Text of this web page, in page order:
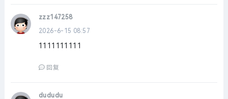
zzz147258
2026-6-15 08:57
1111111111
回复
dududu